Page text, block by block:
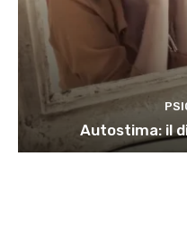
Autostima: il